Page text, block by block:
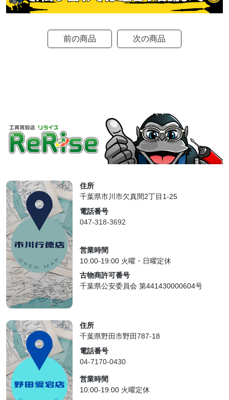
前の商品 次の商品
住所
千葉県市川市欠真間2丁目1-25
電話番号
047-318-3692
営業時間
10:00-19:00 火曜・日曜定休
古物商許可番号
千葉県公安委員会 第441430000604号
住所
千葉県野田市野田787-18
電話番号
04-7170-0430
営業時間
10:00-19:00 火曜定休